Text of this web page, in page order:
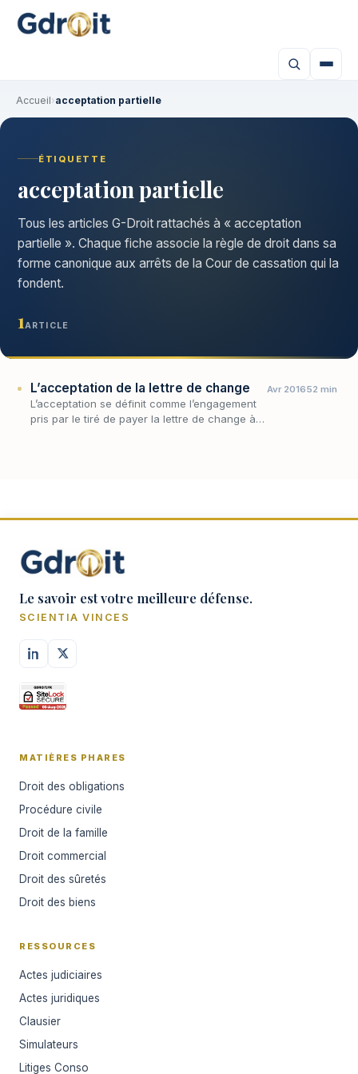
Accueil›acceptation partielle
ÉTIQUETTE
acceptation partielle
Tous les articles G-Droit rattachés à « acceptation
partielle ». Chaque fiche associe la règle de droit dans sa
forme canonique aux arrêts de la Cour de cassation qui la
fondent.
1 ARTICLE
L’acceptation de la lettre de change
L’acceptation se définit comme l’engagement
pris par le tiré de payer la lettre de change à
Avr 201652 min
Le savoir est votre meilleure défense.
SCIENTIA VINCES
MATIÈRES PHARES
Droit des obligations
Procédure civile
Droit de la famille
Droit commercial
Droit des sûretés
Droit des biens
RESSOURCES
Actes judiciaires
Actes juridiques
Clausier
Simulateurs
Litiges Conso